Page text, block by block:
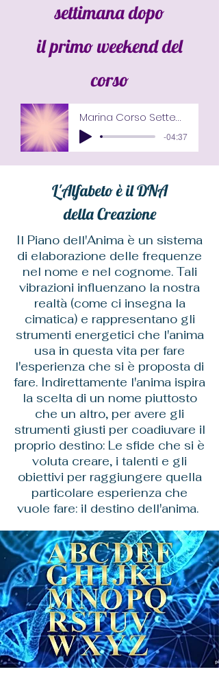
settimana dopo
il primo weekend del
corso
Marina Corso Settembre
-04:37
L'Alfabeto è il DNA
della Creazione
Il Piano dell'Anima è un sistema
di elaborazione delle frequenze
nel nome e nel cognome. Tali
vibrazioni influenzano la nostra
realtà (come ci insegna la
cimatica) e rappresentano gli
strumenti energetici che l'anima
usa in questa vita per fare
l'esperienza che si è proposta di
fare. Indirettamente l'anima ispira
la scelta di un nome piuttosto
che un altro, per avere gli
strumenti giusti per coadiuvare il
proprio destino: Le sfide che si è
voluta creare, i talenti e gli
obiettivi per raggiungere quella
particolare esperienza che
vuole fare: il destino dell'anima.